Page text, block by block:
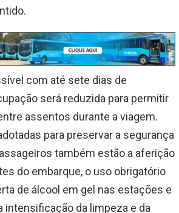
com até sete dias de
será reduzida para permitir
assentos durante a viagem.
para preservar a segurança
também estão a aferição
do embarque, o uso obrigatório
de álcool em gel nas estações e
intensificação da limpeza e da